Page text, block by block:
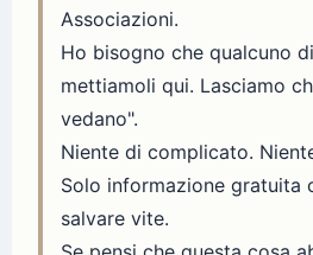
Associazioni.
Ho bisogno che qualcuno
mettiamoli qui. Lasciamo
vedano".
Niente di complicato.
Solo informazione gratuita
salvare vite.